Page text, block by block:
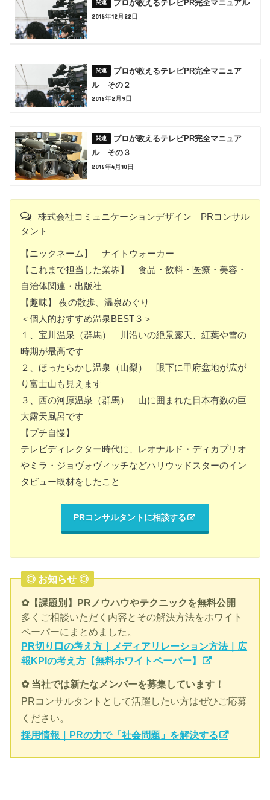
プロが教えるテレビPR完全マニュアル
2016年12月22日
プロが教えるテレビPR完全マニュア
ル その２
2018年2月9日
プロが教えるテレビPR完全マニュア
ル その３
2018年4月10日
株式会社コミュニケーションデザイン PRコンサル
タント
【ニックネーム】 ナイトウォーカー
【これまで担当した業界】 食品・飲料・医療・美容・
自治体関連・出版社
【趣味】 夜の散歩、温泉めぐり
＜個人的おすすめ温泉BEST３＞
１、宝川温泉（群馬） 川沿いの絶景露天、紅葉や雪の
時期が最高です
２、ほったらかし温泉（山梨） 眼下に甲府盆地が広が
り富士山も見えます
３、西の河原温泉（群馬） 山に囲まれた日本有数の巨
大露天風呂です
【プチ自慢】
テレビディレクター時代に、レオナルド・ディカプリオ
やミラ・ジョヴォヴィッチなどハリウッドスターのイン
タビュー取材をしたこと
PRコンサルタントに相談する
◎ お知らせ ◎
✿【課題別】PRノウハウやテクニックを無料公開
多くご相談いただく内容とその解決方法をホワイト
ペーパーにまとめました。
PR切り口の考え方｜メディアリレーション方法｜広
報KPIの考え方【無料ホワイトペーパー】
✿ 当社では新たなメンバーを募集しています！
PRコンサルタントとして活躍したい方はぜひご応募
ください。
採用情報｜PRの力で「社会問題」を解決する